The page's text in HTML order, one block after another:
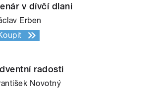
v dívčí dlani
Erben
radosti
Novotný